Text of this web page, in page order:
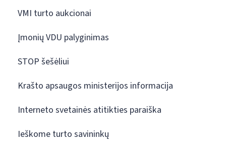
VMI turto aukcionai
Įmonių VDU palyginimas
STOP šešėliui
Krašto apsaugos ministerijos informacija
Interneto svetainės atitikties paraiška
Ieškome turto savininkų